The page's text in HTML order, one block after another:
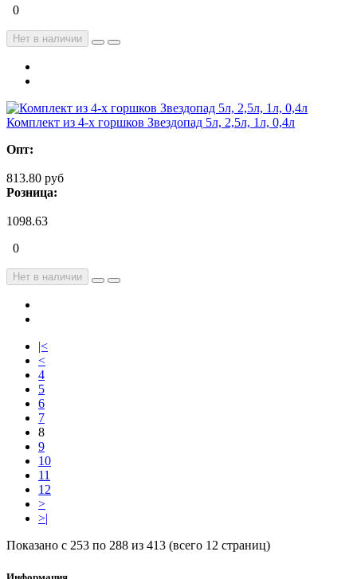
0
Нет в наличии
Комплект из 4-х горшков Звездопад 5л, 2,5л, 1л, 0,4л
Опт:
813.80 руб
Розница:
1098.63
0
Нет в наличии
|<
<
4
5
6
7
8
9
10
11
12
>
>|
Показано с 253 по 288 из 413 (всего 12 страниц)